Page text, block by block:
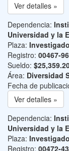
Ver detalles »
Dependencia:
Universidad y la
Plaza:
Registro: 00467-96
Sueldo:
Área: Diversidad
Fecha de
Ver detalles »
Dependencia:
Universidad y la
Plaza:
Registro: 00472-43